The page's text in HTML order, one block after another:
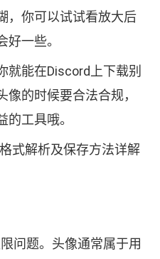
，你可以试试看放大后
一些。
就能在Discord上下载别
的时候要合法合规，
工具哦。
问题。头像通常属于用